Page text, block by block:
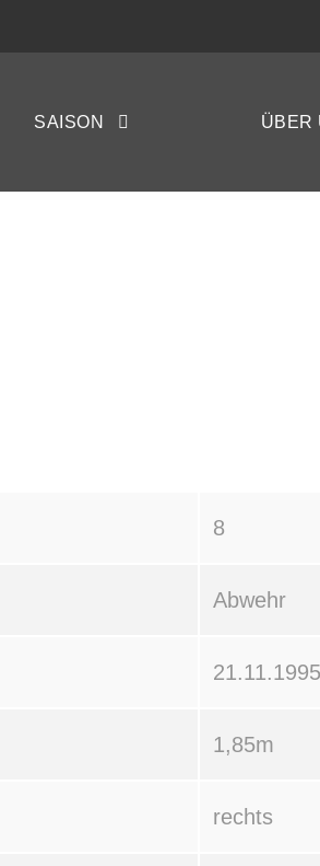
SAISON ÜBER
8
Abwehr
21.11.1995
1,85m
rechts